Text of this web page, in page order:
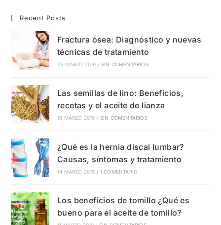
Recent Posts
Fractura ósea: Diagnóstico y nuevas
técnicas de tratamiento
25 MARZO 2019 / SIN COMENTARIOS
Las semillas de lino: Beneficios,
recetas y el aceite de lianza
18 MARZO 2019 / SIN COMENTARIOS
¿Qué es la hernia discal lumbar?
Causas, síntomas y tratamiento
14 MARZO 2019 / 1 COMENTARIO
Los beneficios de tomillo ¿Qué es
bueno para el aceite de tomillo?